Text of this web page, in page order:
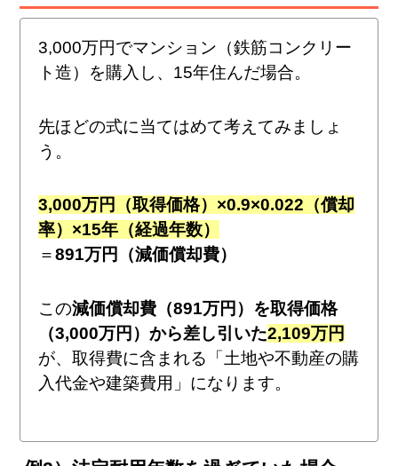
3,000万円でマンション（鉄筋コンクリー
ト造）を購入し、15年住んだ場合。
先ほどの式に当てはめて考えてみましょ
う。
3,000万円（取得価格）×0.9×0.022（償却
率）×15年（経過年数）
＝891万円（減価償却費）
この減価償却費（891万円）を取得価格
（3,000万円）から差し引いた2,109万円
が、取得費に含まれる「土地や不動産の購
入代金や建築費用」になります。